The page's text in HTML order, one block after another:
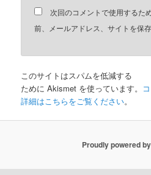
次回のコメントで使用するた
前、メールアドレス、サイトを保存
このサイトはスパムを低減する
ために Akismet を使っています。
詳細はこちらをご覧ください。
Proudly powered